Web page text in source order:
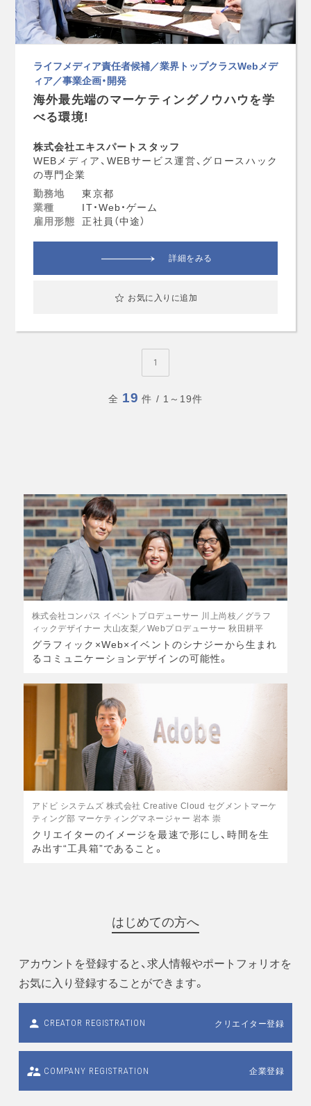
ライフメディア責任者候補／業界トップクラスWebメデ
ィア／事業企画・開発
海外最先端のマーケティングノウハウを学
べる環境!
株式会社エキスパートスタッフ
WEBメディア、WEBサービス運営、グロースハック
の専門企業
勤務地
東京都
業種
IT・Web・ゲーム
雇用形態 正社員（中途）
詳細をみる
お気に入りに追加
1
全 19 件 / 1～19件
株式会社コンパス イベントプロデューサー 川上尚枝／グラフ
ィックデザイナー 大山友梨／Webプロデューサー 秋田耕平
グラフィック×Web×イベントのシナジーから生まれ
るコミュニケーションデザインの可能性。
アドビ システムズ 株式会社 Creative Cloud セグメントマーケ
ティング部 マーケティングマネージャー 岩本 崇
クリエイターのイメージを最速で形にし、時間を生
み出す“工具箱”であること。
はじめての方へ
アカウントを登録すると、求人情報やポートフォリオを
お気に入り登録することができます。
CREATOR REGISTRATION クリエイター登録
COMPANY REGISTRATION 企業登録